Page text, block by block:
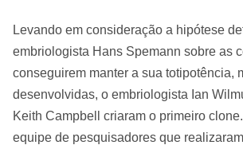
Levando em consideração a hipótese
embriologista Hans Spemann sobre as
conseguirem manter a sua totipotência,
desenvolvidas, o embriologista Ian
Keith Campbell criaram o primeiro
equipe de pesquisadores que